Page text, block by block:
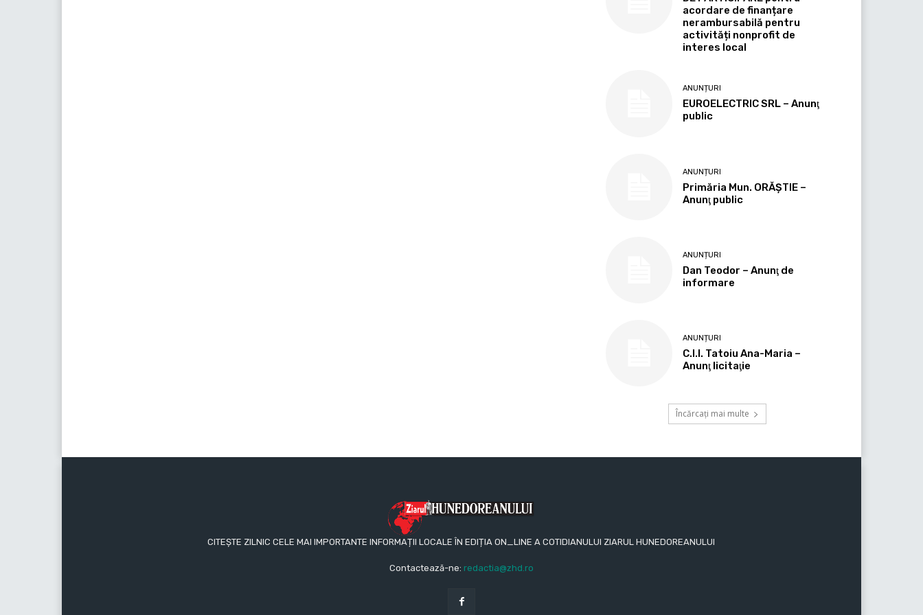
acordare de finanțare
nerambursabilă pentru
activități nonprofit de
interes local
ANUNȚURI
EUROELECTRIC SRL – Anunţ
public
ANUNȚURI
Primăria Mun. ORĂȘTIE –
Anunţ public
ANUNȚURI
Dan Teodor – Anunţ de
informare
ANUNȚURI
C.I.I. Tatoiu Ana-Maria –
Anunţ licitaţie
Încărcați mai multe
CITEȘTE ZILNIC CELE MAI IMPORTANTE INFORMAȚII LOCALE ÎN EDIȚIA ON_LINE A COTIDIANULUI ZIARUL HUNEDOREANULUI
Contactează-ne: redactia@zhd.ro